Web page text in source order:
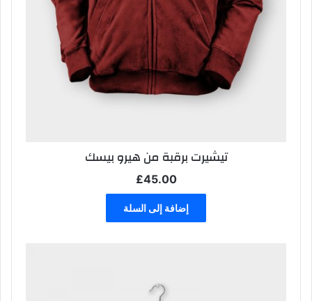
تيشيرت برقبة من هيرو بيسك
£45.00
إضافة إلى السلة